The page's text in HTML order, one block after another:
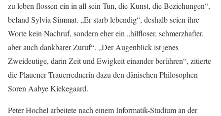
zu leben flossen ein in all sein Tun, die Kunst, die Beziehungen“,
befand Sylvia Simmat. „Er starb lebendig“, deshalb seien ihre
Worte kein Nachruf, sondern eher ein „hilfloser, schmerzhafter,
aber auch dankbarer Zuruf“. „Der Augenblick ist jenes
Zweideutige, darin Zeit und Ewigkeit einander berühren“, zitierte
die Plauener Trauerrednerin dazu den dänischen Philosophen
Soren Aabye Kiekegaard.
Peter Hochel arbeitete nach einem Informatik-Studium an der